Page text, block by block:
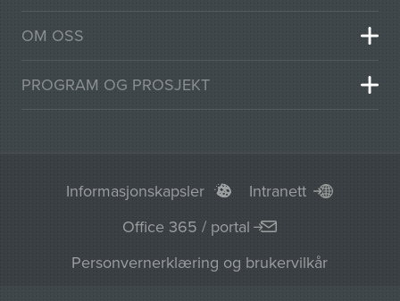
OM OSS
PROGRAM OG PROSJEKT
Informasjonskapsler
Intranett
Office 365 / portal
Personvernerklæring og brukervilkår